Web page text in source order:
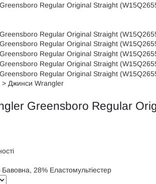
> Джинси Wrangler
Greensboro Regular
28% Еластомультіестер